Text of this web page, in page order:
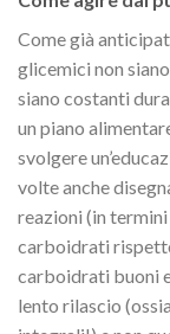
Come già
glicemici non
siano costanti
un piano
svolgere
volte anche
reazioni (in
carboidrati
carboidrati buoni
lento rilascio